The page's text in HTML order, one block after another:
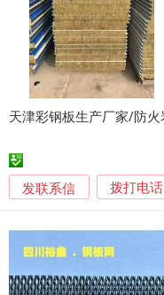
发联系信 拨打电话